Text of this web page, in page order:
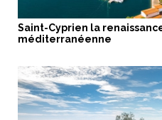
Saint-Cyprien la
méditerranéenne